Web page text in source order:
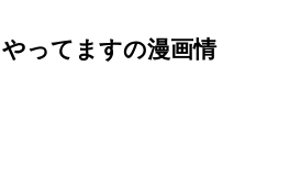
ってますの漫画情